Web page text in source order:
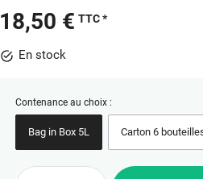
18,50 € TTC
En stock
Contenance au choix :
Bag in Box 5L Carton 6